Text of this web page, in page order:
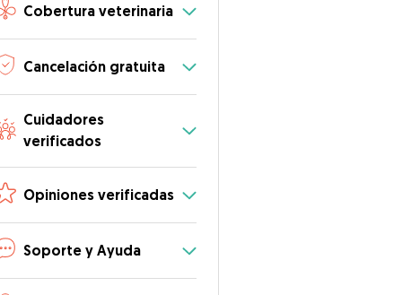
Cobertura veterinaria
Cancelación gratuita
Cuidadores
verificados
Opiniones verificadas
Soporte y Ayuda